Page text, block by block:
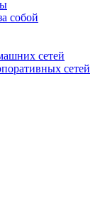
собой
сетей
сетей